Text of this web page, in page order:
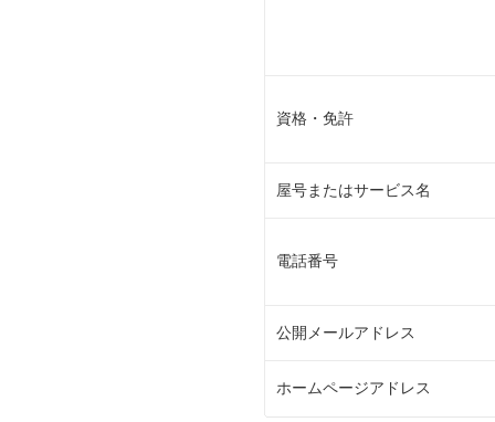
資格・免許
屋号またはサービス名
電話番号
公開メールアドレス
ホームページアドレス